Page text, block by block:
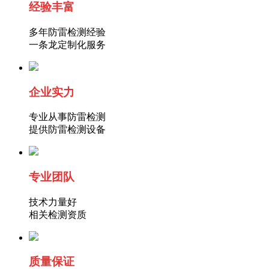
经验丰富
多年防雷检测经验
一条龙定制化服务
企业实力
专业从事防雷检测
提供防雷检测设备
专业团队
技术力量好
相关检测资质
质量保证